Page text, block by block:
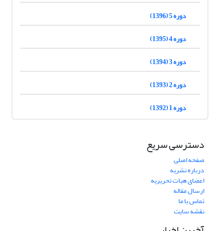
دوره 5 (1396)
دوره 4 (1395)
دوره 3 (1394)
دوره 2 (1393)
دوره 1 (1392)
دسترسی سریع
صفحه اصلی
درباره نشریه
اعضای هیات تحریریه
ارسال مقاله
تماس با ما
نقشه سایت